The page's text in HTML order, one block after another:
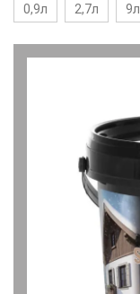
0,9л 2,7л 9л